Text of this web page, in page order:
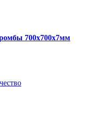
700x700x7мм